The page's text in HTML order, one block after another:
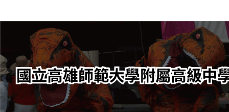
轉
要
內
容